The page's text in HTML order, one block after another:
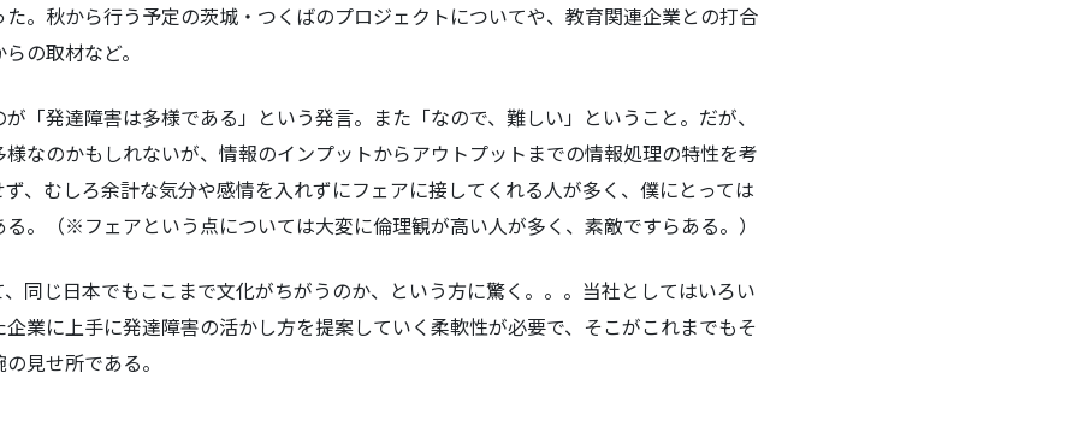
。秋から行う予定の茨城・つくばのプロジェクトについてや、教育関連企業との打合
の取材など。
「発達障害は多様である」という発言。また「なので、難しい」ということ。だが、
なのかもしれないが、情報のインプットからアウトプットまでの情報処理の特性を考
、むしろ余計な気分や感情を入れずにフェアに接してくれる人が多く、僕にとっては
。（※フェアという点については大変に倫理観が高い人が多く、素敵ですらある。）
同じ日本でもここまで文化がちがうのか、という方に驚く。。。当社としてはいろい
業に上手に発達障害の活かし方を提案していく柔軟性が必要で、そこがこれまでもそ
見せ所である。